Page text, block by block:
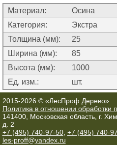
Материал:
Осина
Категория:
Экстра
Толщина (мм):
25
Ширина (мм):
85
Высота (мм):
1000
Ед. изм.:
шт.
2015-2026 © «ЛесПроф Дерево»
Политика в отношении обработки
141400, Московская область, г.
д. 2
+7 (495) 740-97-50, +7 (495) 740-
les-proff@yandex.ru